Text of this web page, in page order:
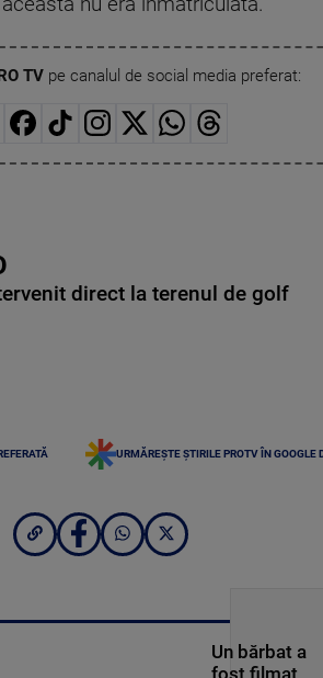
TVpe canalul de social media preferat:
direct la terenul de golf
URMĂREȘTE ȘTIRILE PROTV ÎN GOOGLE
Un bărbat a
fost filmat